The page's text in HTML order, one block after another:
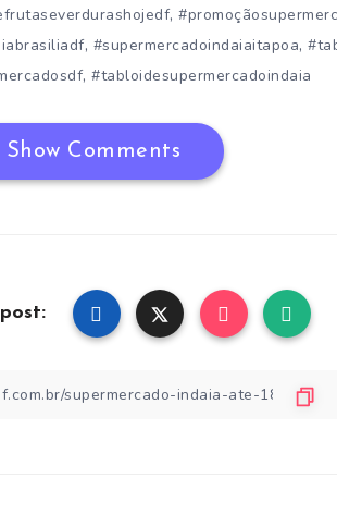
,
, #supermercadoindaiaitapoa,
, #tabloidesupermercadoindaia
Show Comments